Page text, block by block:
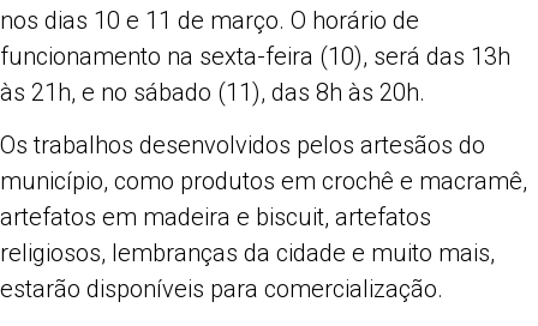
nos dias 10 e 11 de março. O horário de
funcionamento na sexta-feira (10), será das 13h
às 21h, e no sábado (11), das 8h às 20h.
Os trabalhos desenvolvidos pelos artesãos do
município, como produtos em crochê e macramê,
artefatos em madeira e biscuit, artefatos
religiosos, lembranças da cidade e muito mais,
estarão disponíveis para comercialização.